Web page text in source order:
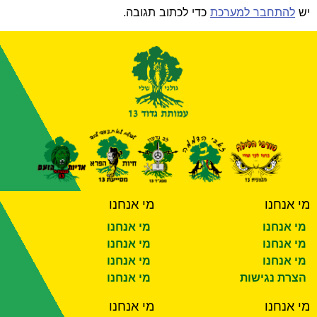
יש להתחבר למערכת כדי לכתוב תגובה.
מי אנחנו
מי אנחנו
מי אנחנו
מי אנחנו
הצרת נגישות
מי אנחנו
מי אנחנו
מי אנחנו
מי אנחנו
מי אנחנו
מי אנחנו מי אנחנו